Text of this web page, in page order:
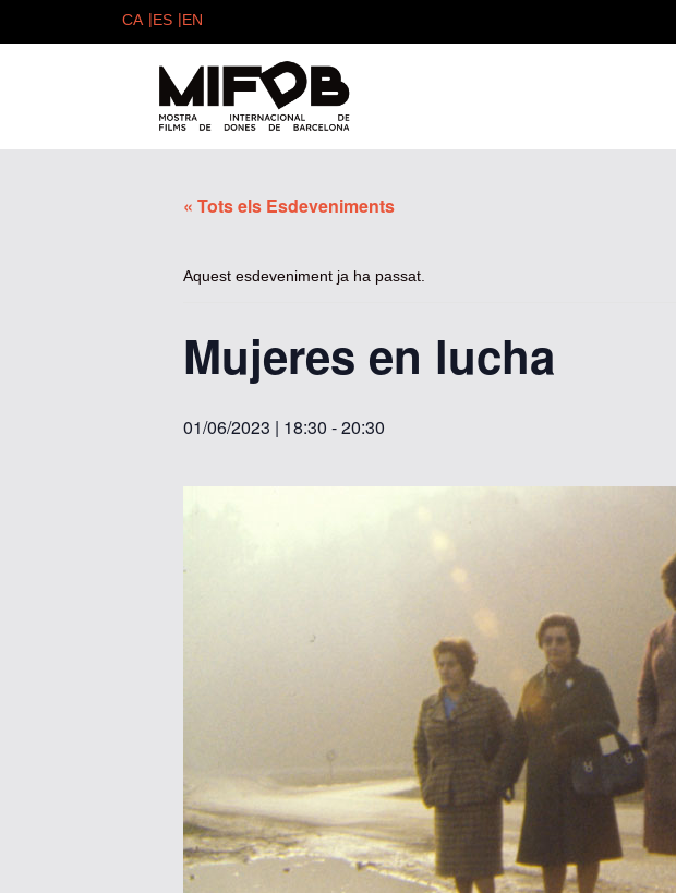
« Tots els Esdeveniments
Aquest esdeveniment ja ha passat.
Mujeres en lucha
01/06/2023 | 18:30 -20:30